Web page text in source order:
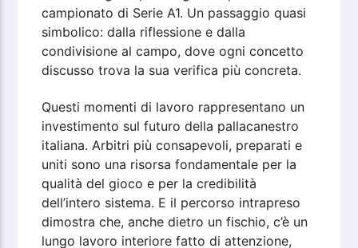
campionato di Serie A1. Un passaggio quasi
simbolico: dalla riflessione e dalla
condivisione al campo, dove ogni concetto
discusso trova la sua verifica più concreta.
Questi momenti di lavoro rappresentano un
investimento sul futuro della pallacanestro
italiana. Arbitri più consapevoli, preparati e
uniti sono una risorsa fondamentale per la
qualità del gioco e per la credibilità
dell’intero sistema. E il percorso intrapreso
dimostra che, anche dietro un fischio, c’è un
lungo lavoro interiore fatto di attenzione,